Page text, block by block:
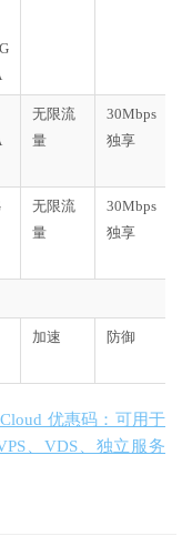
无限流
量
30Mbps
独享
无限流
量
30Mbps
独享
加速 防御
优惠码：可用于
、VDS、独立服务